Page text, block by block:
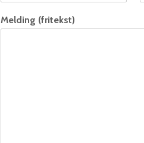
Melding (fritekst)